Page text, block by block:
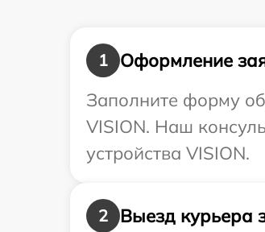
1
Оформление
Заполните форму
VISION. Наш
устройства VISION.
2
Выезд курьера